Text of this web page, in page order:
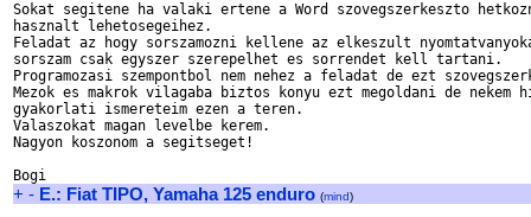
Sokat segitene ha valaki ertene a Word szovegszerkeszto
hasznalt lehetosegeihez.
Feladat az hogy sorszamozni kellene az elkeszult
sorszam csak egyszer szerepelhet es sorrendet kell tartani.
Programozasi szempontbol nem nehez a feladat de ezt
Mezok es makrok vilagaba biztos konyu ezt megoldani de nekem
gyakorlati ismereteim ezen a teren.
Valaszokat magan levelbe kerem.
Nagyon koszonom a segitseget!
+ - E.: Fiat TIPO, Yamaha 125 enduro (mind)